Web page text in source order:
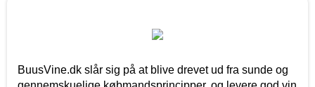
BuusVine.dk slår sig på at blive drevet ud fra sunde og